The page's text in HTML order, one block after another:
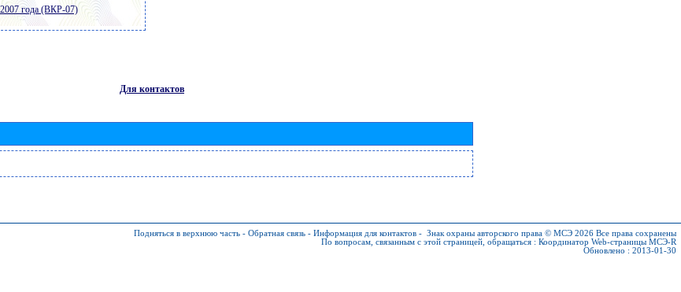
года (ВКР-07)
Для контактов
Подняться в верхнюю часть - Обратная связь - Информация для контактов - Знак охраны авторского права © МСЭ 2026 Все права сохранены
По вопросам, связанным с этой страницей, обращаться : Координатор Web-страницы МСЭ-R
Обновлено : 2013-01-30